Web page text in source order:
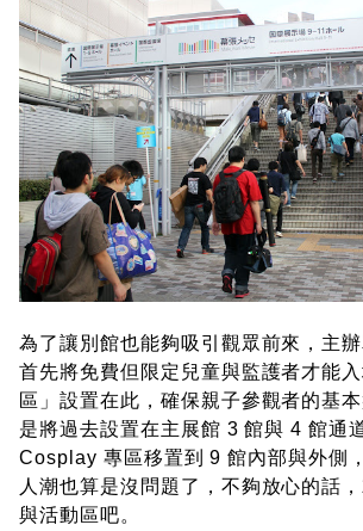
為了讓別館也能夠吸引觀眾前來，主辦
首先將免費但限定兒童與監護者才能
區」設置在此，確保親子參觀者的基
是將過去設置在主展館 3 館與 4 館通
Cosplay 專區移置到 9 館內部與外側
人潮也算是沒問題了，不夠放心的話
與活動區吧。